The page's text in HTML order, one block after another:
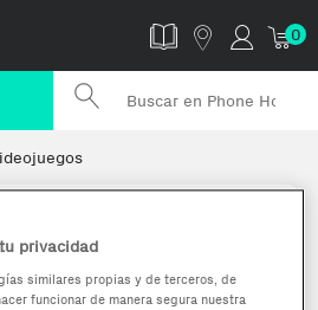
0
privacidad
similares propias y de terceros, de
funcionar de manera segura nuestra